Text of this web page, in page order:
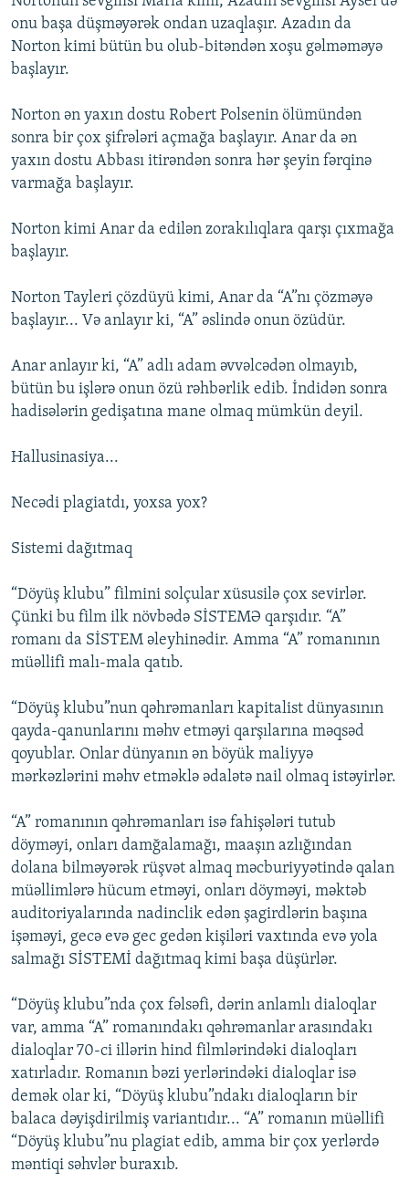
onu başa düşməyərək ondan uzaqlaşır. Azadın da
Norton kimi bütün bu olub-bitəndən xoşu gəlməməyə
başlayır.
Norton ən yaxın dostu Robert Polsenin ölümündən
sonra bir çox şifrələri açmağa başlayır. Anar da ən
yaxın dostu Abbası itirəndən sonra hər şeyin fərqinə
varmağa başlayır.
Norton kimi Anar da edilən zorakılıqlara qarşı çıxmağa
başlayır.
Norton Tayleri çözdüyü kimi, Anar da “A”nı çözməyə
başlayır... Və anlayır ki, “A” əslində onun özüdür.
Anar anlayır ki, “A” adlı adam əvvəlcədən olmayıb,
bütün bu işlərə onun özü rəhbərlik edib. İndidən sonra
hadisələrin gedişatına mane olmaq mümkün deyil.
Hallusinasiya...
Necədi plagiatdı, yoxsa yox?
Sistemi dağıtmaq
“Döyüş klubu” filmini solçular xüsusilə çox sevirlər.
Çünki bu film ilk növbədə SİSTEMƏ qarşıdır. “A”
romanı da SİSTEM əleyhinədir. Amma “A” romanının
müəllifi malı-mala qatıb.
“Döyüş klubu”nun qəhrəmanları kapitalist dünyasının
qayda-qanunlarını məhv etməyi qarşılarına məqsəd
qoyublar. Onlar dünyanın ən böyük maliyyə
mərkəzlərini məhv etməklə ədalətə nail olmaq istəyirlər.
“A” romanının qəhrəmanları isə fahişələri tutub
döyməyi, onları damğalamağı, maaşın azlığından
dolana bilməyərək rüşvət almaq məcburiyyətində qalan
müəllimlərə hücum etməyi, onları döyməyi, məktəb
auditoriyalarında nadinclik edən şagirdlərin başına
işəməyi, gecə evə gec gedən kişiləri vaxtında evə yola
salmağı SİSTEMİ dağıtmaq kimi başa düşürlər.
“Döyüş klubu”nda çox fəlsəfi, dərin anlamlı dialoqlar
var, amma “A” romanındakı qəhrəmanlar arasındakı
dialoqlar 70-ci illərin hind filmlərindəki dialoqları
xatırladır. Romanın bəzi yerlərindəki dialoqlar isə
demək olar ki, “Döyüş klubu”ndakı dialoqların bir
balaca dəyişdirilmiş variantıdır... “A” romanın müəllifi
“Döyüş klubu”nu plagiat edib, amma bir çox yerlərdə
məntiqi səhvlər buraxıb.